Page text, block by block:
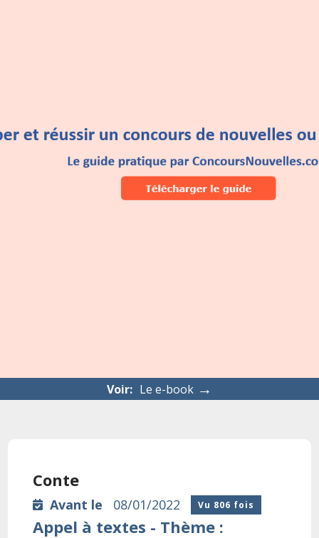
Voir: Le e-book →
Conte
Avant le 08/01/2022 Vu 806 fois
Appel à textes - Thème :